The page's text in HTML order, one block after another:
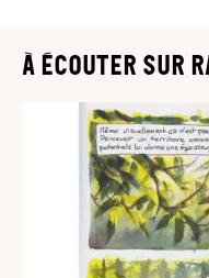
à écouter sur